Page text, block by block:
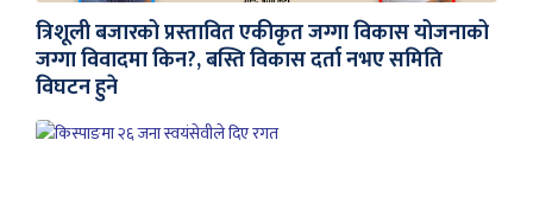
त्रिशूली बजारको प्रस्तावित एकीकृत जग्गा विकास योजनाको
जग्गा विवादमा किन?, बस्ति विकास दर्ता नभए समिति
विघटन हुने